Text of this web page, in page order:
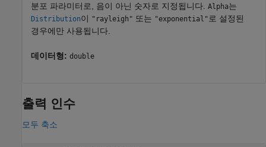
분포 파라미터로, 음이 아닌 숫자로 지정됩니다. Alpha는
Distribution이 "rayleigh" 또는 "exponential" 로 설정된
경우에만 사용됩니다.
데이터형: double
출력 인수
모두 축소